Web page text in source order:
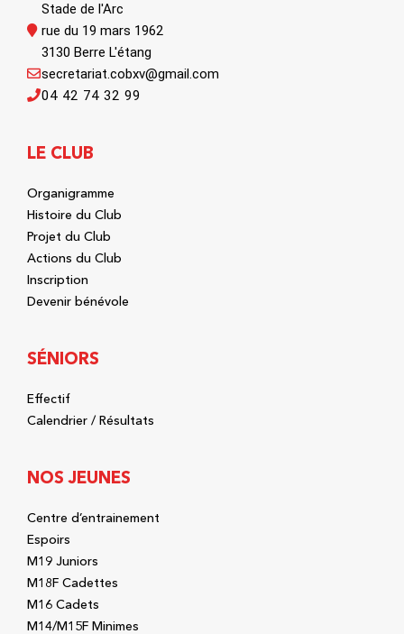
Stade de l'Arc
rue du 19 mars 1962
3130 Berre L'étang
04 42 74 32 99
secretariat.cobxv@gmail.com
LE CLUB
Organigramme
Histoire du Club
Projet du Club
Actions du Club
Inscription
Devenir bénévole
SÉNIORS
Effectif
Calendrier / Résultats
NOS JEUNES
Centre d’entrainement
Espoirs
M19 Juniors
M18F Cadettes
M16 Cadets
M14/M15F Minimes